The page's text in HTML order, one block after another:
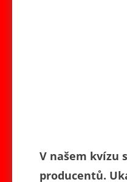
V našem kvízu
producentů.